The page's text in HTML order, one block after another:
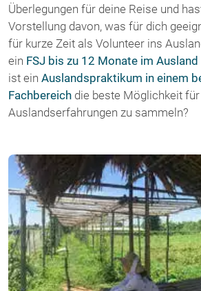
Überlegungen für deine Reise und
Vorstellung davon, was für dich
für kurze Zeit als Volunteer ins
ein FSJ bis zu 12 Monate im Ausland
ist ein Auslandspraktikum in einem
Fachbereich die beste Möglichkeit
Auslandserfahrungen zu sammeln?